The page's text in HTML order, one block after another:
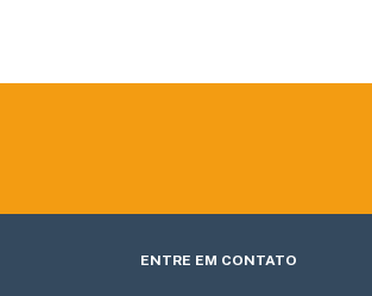
ENTRE EM CONTATO